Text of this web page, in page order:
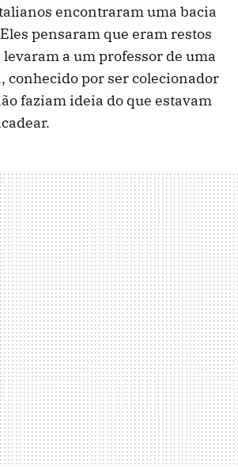
encontraram uma bacia
pensaram que eram restos
levaram a um professor de uma
conhecido por ser colecionador
faziam ideia do que estavam